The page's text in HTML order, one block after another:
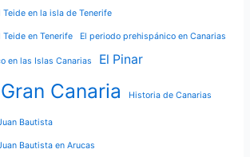
Teide en la isla de Tenerife
Teide en Tenerife El periodo prehispánico en Canarias
en las Islas Canarias El Pinar
Gran Canaria Historia de Canarias
Bautista
Bautista en Arucas